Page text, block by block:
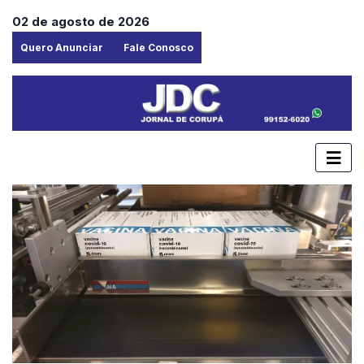
02 de agosto de 2026
Quero Anunciar Fale Conosco